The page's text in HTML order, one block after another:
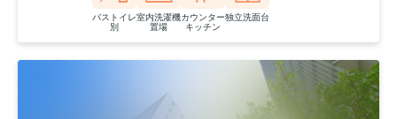
バストイレ
別
室内洗濯機
置場
カウンター
キッチン
独立洗面台